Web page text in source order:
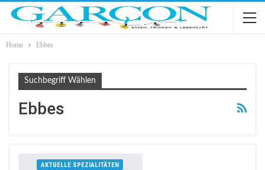
Home Ebbes
Suchbegriff Wählen
Ebbes
AKTUELLE SPEZIALITÄTEN